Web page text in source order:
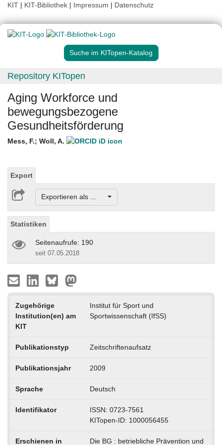
KIT | KIT-Bibliothek | Impressum | Datenschutz
Suche im KITopen-Katalog
Repository KITopen
Aging Workforce und
bewegungsbezogene
Gesundheitsförderung
Mess, F.; Woll, A.
Export
Exportieren als ...
Statistiken
Seitenaufrufe: 190
seit 07.05.2018
Zugehörige
Institution(en) am
KIT
Institut für Sport und
Sportwissenschaft (IfSS)
Publikationstyp Zeitschriftenaufsatz
Publikationsjahr 2009
Sprache Deutsch
Identifikator
ISSN: 0723-7561
KITopen-ID: 1000056455
Erschienen in Die BG : betriebliche Prävention und